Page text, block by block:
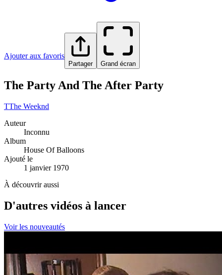
Ajouter aux favoris
Partager Grand écran
The Party And The After Party
TThe Weeknd
Auteur
Inconnu
Album
House Of Balloons
Ajouté le
1 janvier 1970
À découvrir aussi
D'autres vidéos à lancer
Voir les nouveautés